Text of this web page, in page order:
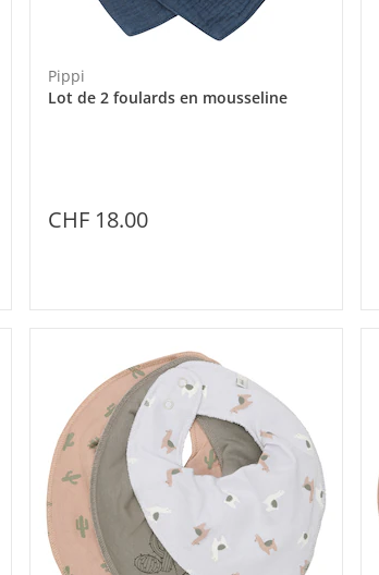
Pippi
Lot de 2 foulards en mousseline
CHF 18.00